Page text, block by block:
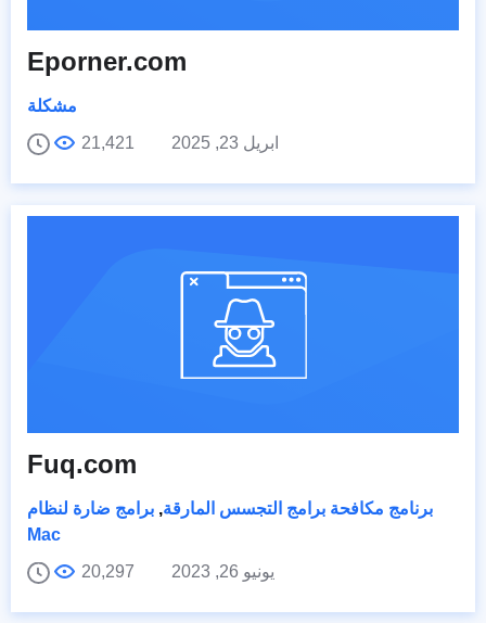
Eporner.com
مشكلة
ابريل 23, 2025
21,421
Fuq.com
برنامج مكافحة برامج التجسس المارقة, برامج ضارة لنظام
Mac
يونيو 26, 2023
20,297